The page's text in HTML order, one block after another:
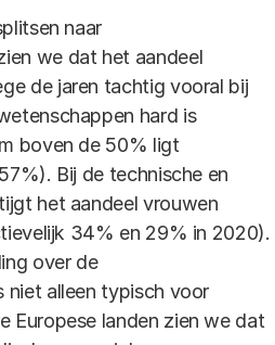
naar
we dat het aandeel
de jaren tachtig vooral bij
hard is
boven de 50% ligt
Bij de technische en
het aandeel vrouwen
34% en 29% in 2020).
over de
niet alleen typisch voor
Europese landen zien we dat